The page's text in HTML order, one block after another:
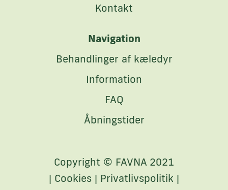
Kontakt
Navigation
Behandlinger af kæledyr
Information
FAQ
Åbningstider
Copyright © FAVNA 2021
| Cookies | Privatlivspolitik |